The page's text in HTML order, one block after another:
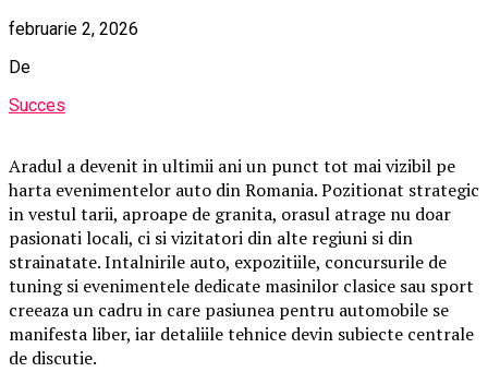
februarie 2, 2026
De
Succes
Aradul a devenit in ultimii ani un punct tot mai vizibil pe
harta evenimentelor auto din Romania. Pozitionat strategic
in vestul tarii, aproape de granita, orasul atrage nu doar
pasionati locali, ci si vizitatori din alte regiuni si din
strainatate. Intalnirile auto, expozitiile, concursurile de
tuning si evenimentele dedicate masinilor clasice sau sport
creeaza un cadru in care pasiunea pentru automobile se
manifesta liber, iar detaliile tehnice devin subiecte centrale
de discutie.